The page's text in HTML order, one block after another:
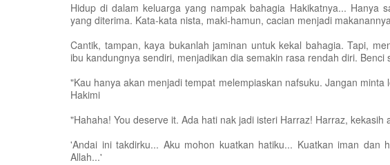
Hidup di dalam keluarga yang nampak bahagia Hakikatnya... Hanya
yang diterima. Kata-kata nista, maki-hamun, cacian menjadi
Cantik, tampan, kaya bukanlah jaminan untuk kekal bahagia. Tapi,
ibu kandungnya sendiri, menjadikan dia semakin rasa rendah diri. Benci
"Kau hanya akan menjadi tempat melempiaskan nafsuku. Jangan
Hakimi
"Hahaha! You deserve it. Ada hati nak jadi isteri Harraz! Harraz, kekasih
'Andai ini takdirku... Aku mohon kuatkan hatiku... Kuatkan iman dan
Allah...'